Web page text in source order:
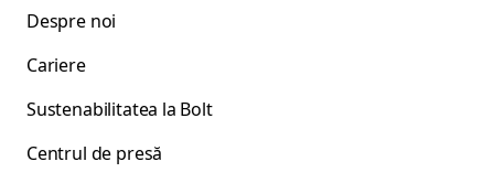
Despre noi
Cariere
Sustenabilitatea la Bolt
Centrul de presă